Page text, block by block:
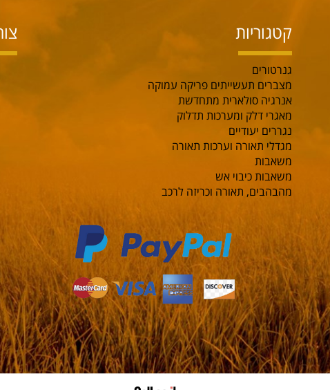
קטגוריות
גנרטורים
מצברים תעשייתים פריקה עמוקה
אנרגיה סולארית מתחדשת
מאגרי דלק ומערכות תדלוק
נגררים יעודיים
מגדלי תאורה וערכות תאורה
משאבות
משאבות כיבוי אש
מהבהבים, תאורה וכריזה לרכב